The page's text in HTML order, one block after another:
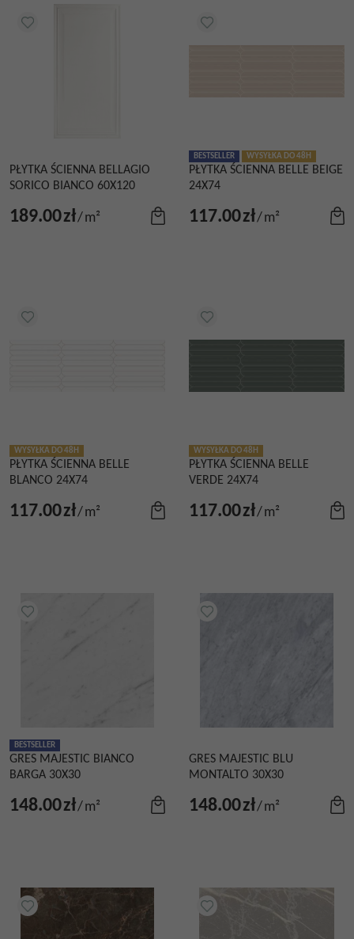
PŁYTKA ŚCIENNA BELLAGIO
SORICO BIANCO 60X120
189.00zł/m²
BESTSELLER WYSYŁKA DO 48H
PŁYTKA ŚCIENNA BELLE BEIGE
24X74
117.00zł/m²
WYSYŁKA DO 48H
PŁYTKA ŚCIENNA BELLE
BLANCO 24X74
117.00zł/m²
WYSYŁKA DO 48H
PŁYTKA ŚCIENNA BELLE
VERDE 24X74
117.00zł/m²
BESTSELLER
GRES MAJESTIC BIANCO
BARGA 30X30
148.00zł/m²
GRES MAJESTIC BLU
MONTALTO 30X30
148.00zł/m²